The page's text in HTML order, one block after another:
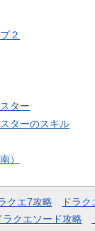
２
ター
ターのスキル
）
クエ7攻略 ドラ
ラクエソード攻略